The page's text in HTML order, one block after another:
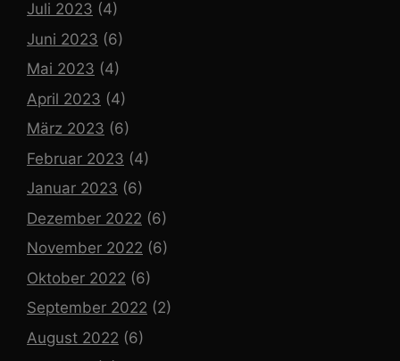
Juli 2023 (4)
Juni 2023 (6)
Mai 2023 (4)
April 2023 (4)
März 2023 (6)
Februar 2023 (4)
Januar 2023 (6)
Dezember 2022 (6)
November 2022 (6)
Oktober 2022 (6)
September 2022 (2)
August 2022 (6)